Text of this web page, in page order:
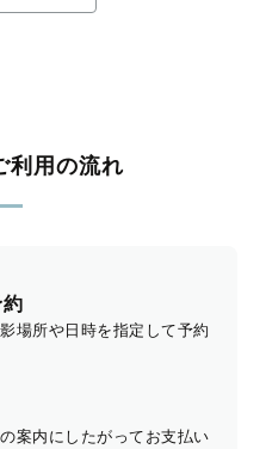
利用の流れ
場所や日時を指定して予約
案内にしたがってお支払い